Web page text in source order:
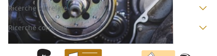
Ricerche correlate
Ricerche correlate